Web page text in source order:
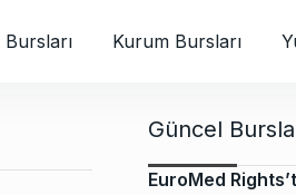
Kurum Bursları
Güncel
EuroMed